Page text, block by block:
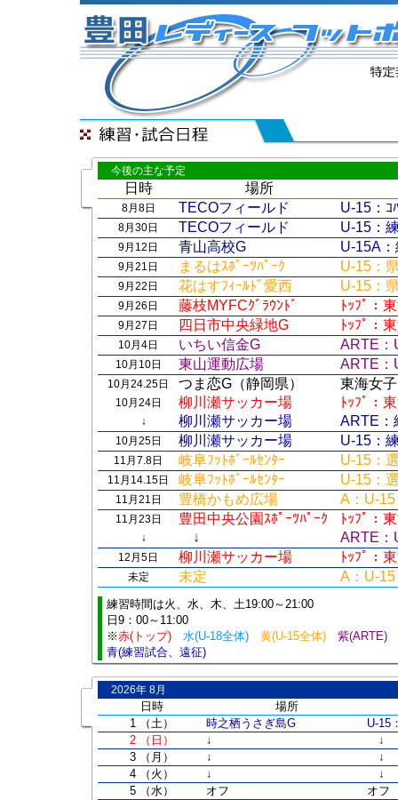
今後の主な予定
日時 場所
8月8日 TECOフィールド U-15：ｺ
8月30日 TECOフィールド U-15：
9月12日 青山高校G U-15A
9月21日 まるはｽﾎﾟｰﾂﾊﾟｰｸ U-15：
9月22日 花はすﾌｨｰﾙﾄﾞ愛西 U-15：
9月26日 藤枝MYFCｸﾞﾗｳﾝﾄﾞ ﾄｯﾌﾟ：
9月27日 四日市中央緑地G ﾄｯﾌﾟ：
10月4日 いちい信金G ARTE：
10月10日 東山運動広場 ARTE：
10月24.25日 つま恋G（静岡県） 東海女
10月24日 柳川瀬サッカー場 ﾄｯﾌﾟ：
↓ 柳川瀬サッカー場 ARTE：
10月25日 柳川瀬サッカー場 U-15：
11月7.8日 岐阜ﾌｯﾄﾎﾞｰﾙｾﾝﾀｰ U-15：
11月14.15日 岐阜ﾌｯﾄﾎﾞｰﾙｾﾝﾀｰ U-15：
11月21日 豊橋かもめ広場 A：U-15
11月23日 豊田中央公園ｽﾎﾟｰﾂﾊﾟｰｸ ﾄｯﾌﾟ：
↓ ↓ ARTE：
12月5日 柳川瀬サッカー場 ﾄｯﾌﾟ：
未定 未定 A：U-
練習時間は火、水、木、土19:00～21:00
日9：00～11:00
※赤(トップ) 水(U-18全体) 黄(U-15全体) 紫(ARTE)
青(練習試合、遠征)
2026年 8月
日時
場所
1 （土）
時之栖うさぎ島G
U-15
2 （日）
↓
↓
3 （月）
↓
↓
4 （火）
↓
↓
5 （水）
オフ
オフ